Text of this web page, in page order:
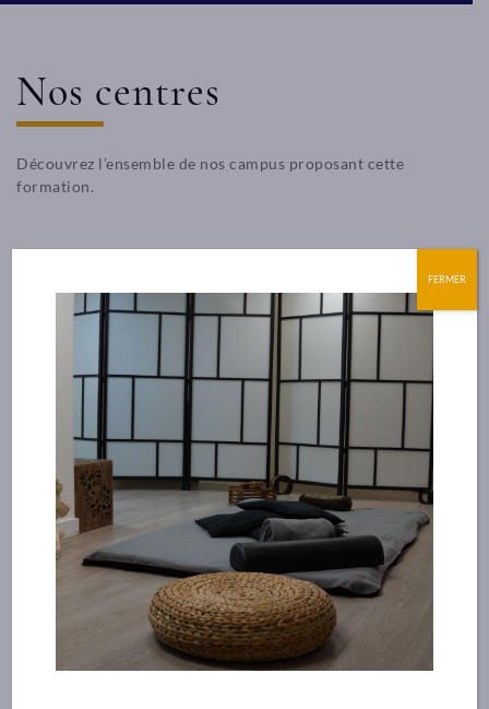
Nos centres
Découvrez l’ensemble de nos campus proposant cette
formation.
Centre de formation à Lyon
FERMER